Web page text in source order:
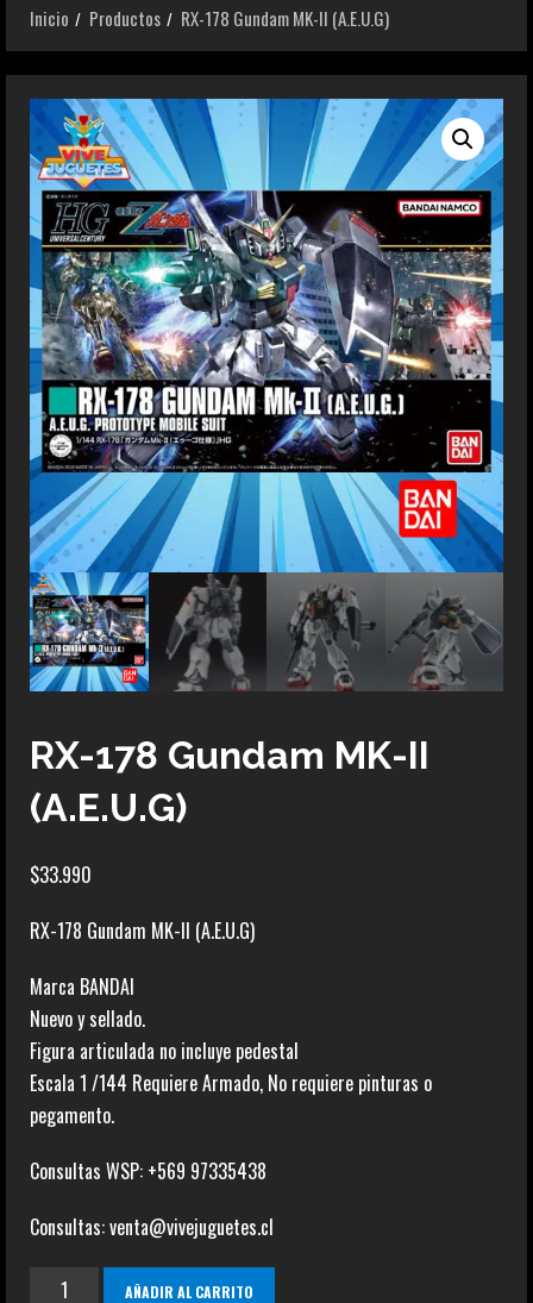
Inicio
Productos RX-178 Gundam MK-II (A.E.U.G)
RX-178 Gundam MK-II
(A.E.U.G)
$33.990
RX-178 Gundam MK-II (A.E.U.G)
Marca BANDAI
Nuevo y sellado.
Figura articulada no incluye pedestal
Escala 1 /144 Requiere Armado, No requiere pinturas o
pegamento.
Consultas WSP: +569 97335438
Consultas: venta@vivejuguetes.cl
AÑADIR AL CARRITO